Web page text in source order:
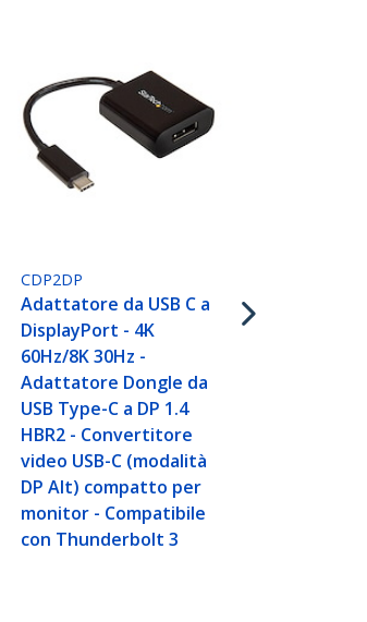
CDP2DP
Adattatore da USB C a
DisplayPort - 4K
60Hz/8K 30Hz -
Adattatore Dongle da
USB Type-C a DP 1.4
HBR2 - Convertitore
video USB-C (modalità
DP Alt) compatto per
monitor - Compatibile
con Thunderbolt 3